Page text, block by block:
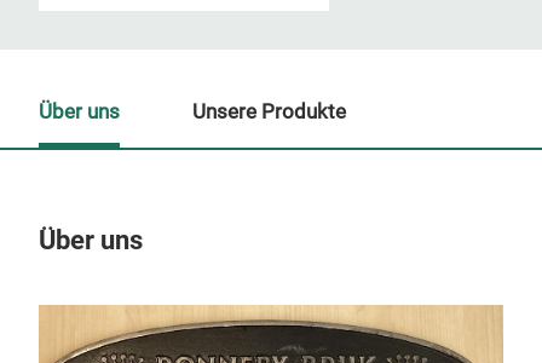
Über uns
Über uns Unsere Produkte